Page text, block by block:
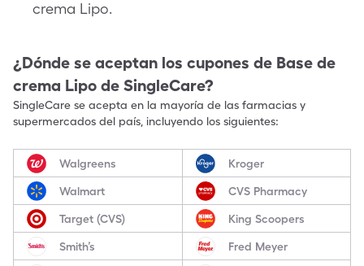
crema Lipo.
¿Dónde se aceptan los cupones de Base de
crema Lipo de SingleCare?
SingleCare se acepta en la mayoría de las farmacias y
supermercados del país, incluyendo los siguientes:
Walgreens Kroger
Walmart CVS Pharmacy
Target (CVS) King Scoopers
Smith’s Fred Meyer